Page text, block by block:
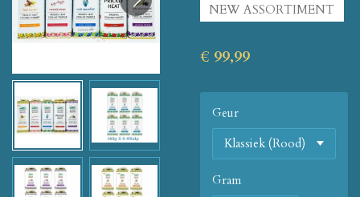
NEW ASSORTIMENT
€ 99,99
Geur
Gram